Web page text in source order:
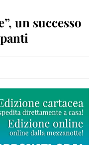
un successo